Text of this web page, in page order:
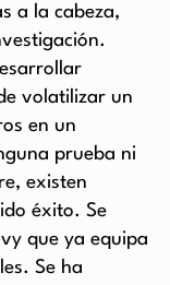
a la cabeza,
volatilizar un
en un
prueba ni
existen
éxito. Se
que ya equipa
Se ha